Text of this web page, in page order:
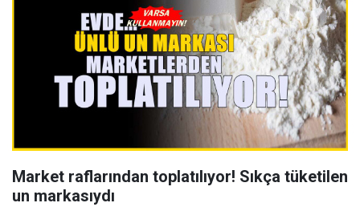
Market raflarından toplatılıyor! Sıkça tüketilen
un markasıydı